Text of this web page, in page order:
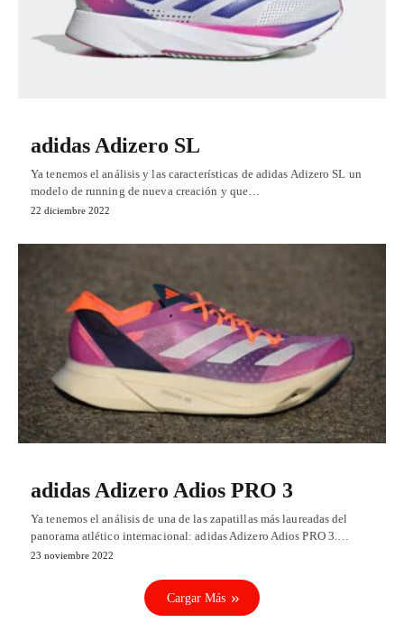
adidas Adizero SL
Ya tenemos el análisis y las características de adidas Adizero SL un
modelo de running de nueva creación y que…
22 diciembre 2022
adidas Adizero Adios PRO 3
Ya tenemos el análisis de una de las zapatillas más laureadas del
panorama atlético internacional: adidas Adizero Adios PRO 3.…
23 noviembre 2022
Cargar Más